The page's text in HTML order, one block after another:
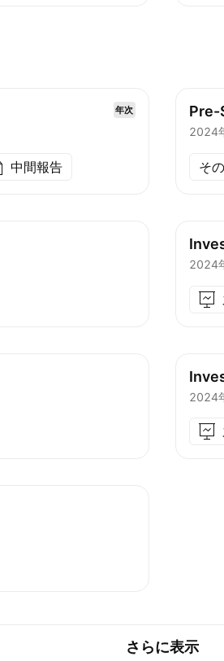
年次
中間報告
Pre-
2024
そ
2024
2024
さらに表示